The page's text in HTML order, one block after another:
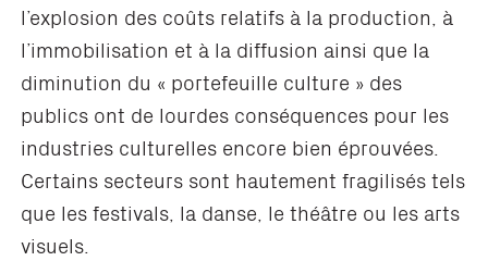
l’explosion des coûts relatifs à la production, à
l’immobilisation et à la diffusion ainsi que la
diminution du « portefeuille culture » des
publics ont de lourdes conséquences pour les
industries culturelles encore bien éprouvées.
Certains secteurs sont hautement fragilisés tels
que les festivals, la danse, le théâtre ou les arts
visuels.